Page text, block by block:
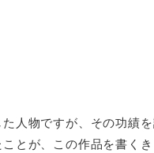
人物ですが、その功績
とが、この作品を書く